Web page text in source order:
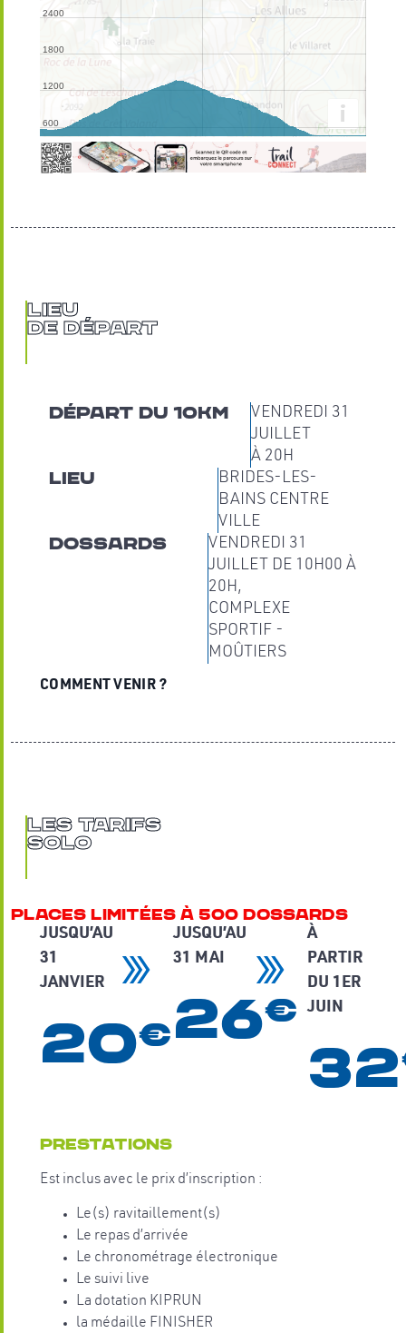
Lieu
de départ
Départ du 10km
VENDREDI 31
JUILLET
À 20H
Lieu
BRIDES-LES-
BAINS CENTRE
VILLE
Dossards
VENDREDI 31
JUILLET DE 10H00 À
20H,
COMPLEXE
SPORTIF -
MOÛTIERS
COMMENT VENIR ?
les Tarifs
solo
places limitées à 500 dossards
JUSQU’AU
31
JANVIER
20€
JUSQU’AU
31 MAI
26€
À
PARTIR
DU 1ER
JUIN
32
Prestations
Est inclus avec le prix d’inscription :
Le(s) ravitaillement(s)
Le repas d’arrivée
Le chronométrage électronique
Le suivi live
La dotation KIPRUN
la médaille FINISHER